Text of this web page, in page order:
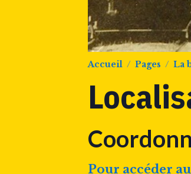
Accueil Pages La
Pour accéder